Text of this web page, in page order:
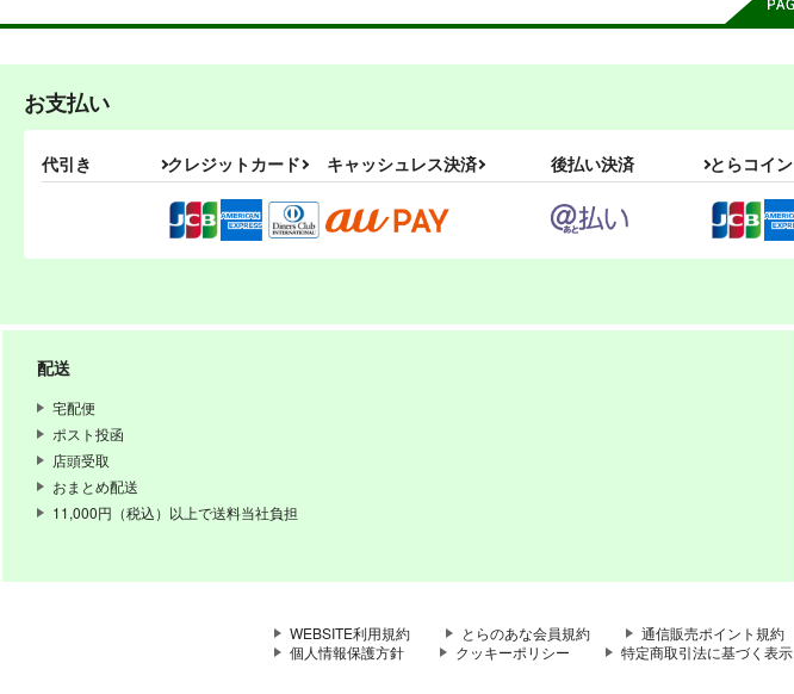
お支払い
代引き クレジットカード キャッシュレス決済 後払い決済 とらコイン
配送
宅配便
ポスト投函
店頭受取
おまとめ配送
11,000円（税込）以上で送料当社負担
WEBSITE利用規約 とらのあな会員規約 通信販売ポイント規約
個人情報保護方針
クッキーポリシー 特定商取引法に基づく表示